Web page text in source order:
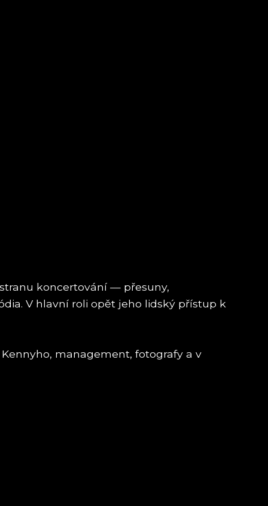
koncertování — přesuny,
V hlavní roli opět jeho lidský přístup k
management, fotografy a v